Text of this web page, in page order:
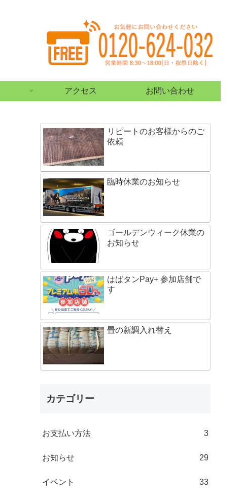
アクセス お問い合わせ
リピートのお客様からのご
依頼
臨時休業のお知らせ
ゴールデンウィーク休業の
お知らせ
はばタンPay+ 参加店舗で
す
畳の新調入れ替え
カテゴリー
お支払い方法 3
お知らせ 29
イベント 33